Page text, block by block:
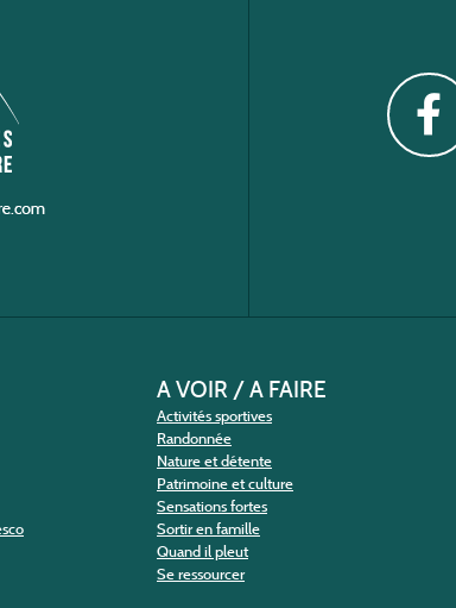
A VOIR / A FAIRE
Activités sportives
Randonnée
Nature et détente
Patrimoine et culture
Sensations fortes
Sortir en famille
Quand il pleut
Se ressourcer